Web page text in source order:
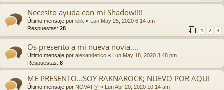
Necesito ayuda con mi Shadow!!!!
Último mensaje por kliik « Lun May 25, 2020 6:14 am
Respuestas: 28 1 2 3
Os presento a mi nueva novia....
Último mensaje por alexanderico « Lun May 18, 2020 3:48 pm
Respuestas: 8
ME PRESENTO...SOY RAKNAROCK; NUEVO POR AQUI
Último mensaje por NOVAT@ « Lun Abr 20, 2020 10:14 am